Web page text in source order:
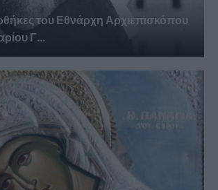
του Εθνάρχη Αρχιεπισκόπου
Γ...